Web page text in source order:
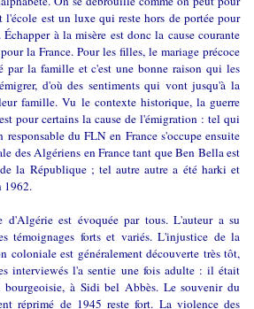
l'école est un luxe qui reste hors de portée pour
Échapper à la misère est donc la cause courante
la France. Pour les filles, le mariage précoce
par la famille et c'est une bonne raison qui les
d'où des sentiments qui vont jusqu'à la
famille. Vu le contexte historique, la guerre
pour certains la cause de l'émigration : tel qui
responsable du FLN en France s'occupe ensuite
des Algériens en France tant que Ben Bella est
la République ; tel autre autre a été harki et
1962.
d'Algérie est évoquée par tous. L'auteur a su
témoignages forts et variés. L'injustice de la
coloniale est généralement découverte très tôt,
interviewés l'a sentie une fois adulte : il était
bourgeoisie, à Sidi bel Abbès. Le souvenir du
réprimé de 1945 reste fort. La violence des